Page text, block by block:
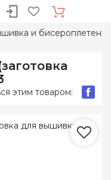
и
этим товаром: